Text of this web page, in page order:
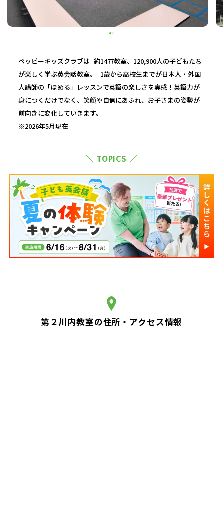
ペッピーキッズクラブは 約1477教室、120,900人の子どもたち
が楽しく学ぶ英会話教室。 1歳から高校生までが日本人・外国
人講師の「ほめる」レッスンで英語の楽しさを実感！英語力が
身につくだけでなく、笑顔や自信にあふれ、お子さまの姿勢が
前向きに変化していきます。
※2026年5月現在
＼ TOPICS ／
第２川内教室の住所・アクセス情報